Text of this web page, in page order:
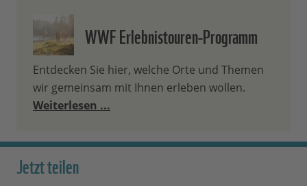
WWF Erlebnistouren-Programm
Entdecken Sie hier, welche Orte und Themen
wir gemeinsam mit Ihnen erleben wollen.
Weiterlesen ...
Jetzt teilen